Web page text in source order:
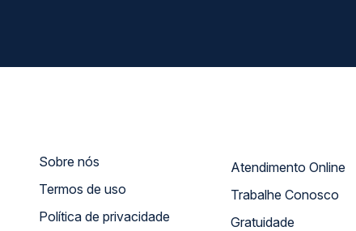
Sobre nós
Termos de uso
Política de privacidade
Atendimento Online
Trabalhe Conosco
Gratuidade